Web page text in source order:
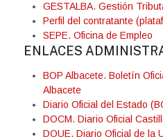
GESTALBA. Gestión
Perfil del contratante
SEPE. Oficina de Empleo
ENLACES
BOP Albacete. Boletín
Albacete
Diario Oficial del Estado
DOCM. Diario Oficial
DOUE. Diario Oficial de la